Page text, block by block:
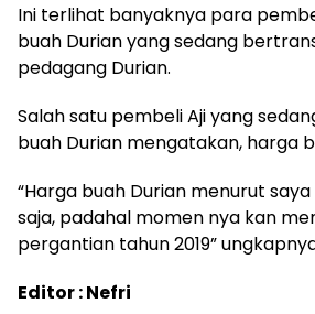
Ini terlihat banyaknya para
buah Durian yang sedang
pedagang Durian.
Salah satu pembeli Aji yang
buah Durian mengatakan, harga
“Harga buah Durian menurut
saja, padahal momen nya kan
pergantian tahun 2019”
Editor : Nefri